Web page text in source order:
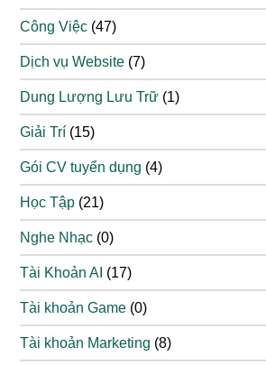
Công Việc (47)
Dịch vụ Website (7)
Dung Lượng Lưu Trữ (1)
Giải Trí (15)
Gói CV tuyển dụng (4)
Học Tập (21)
Nghe Nhạc (0)
Tài Khoản AI (17)
Tài khoản Game (0)
Tài khoản Marketing (8)